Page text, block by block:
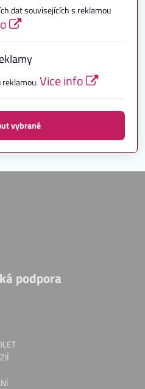
dat souvisejících s reklamou
Vice info
vybrané
podpora